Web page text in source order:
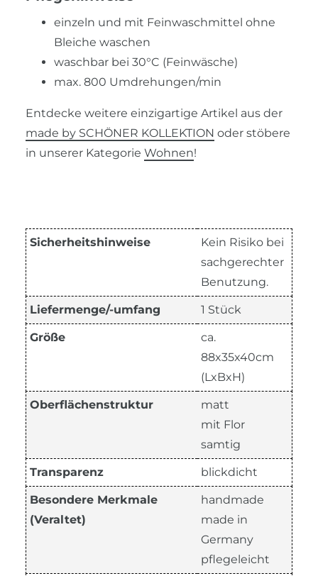
einzeln und mit Feinwaschmittel ohne
Bleiche waschen
waschbar bei 30°C (Feinwäsche)
max. 800 Umdrehungen/min
Entdecke weitere einzigartige Artikel aus der
made by SCHÖNER KOLLEKTION oder stöbere
in unserer Kategorie Wohnen!
Sicherheitshinweise
Kein Risiko bei
sachgerechter
Benutzung.
Liefermenge/-umfang 1 Stück
Größe
ca.
88x35x40cm
(LxBxH)
Oberflächenstruktur
matt
mit Flor
samtig
Transparenz blickdicht
Besondere Merkmale
(Veraltet)
handmade
made in
Germany
pflegeleicht